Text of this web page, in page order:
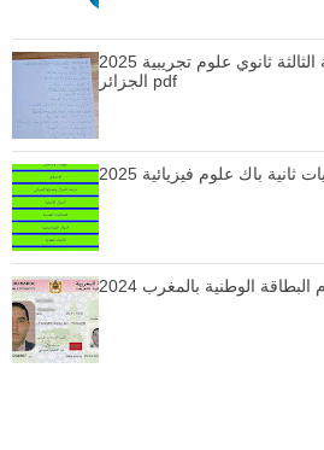
برنامج الفيزياء للسنة الثالثة ثانوي علوم تجريبية 2025
الجزائر pdf
باك علوم فيزيائية 2025
البطاقة الوطنية بالمغرب 2024